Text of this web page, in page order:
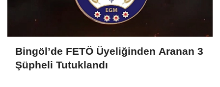
Bingöl’de FETÖ Üyeliğinden Aranan 3
Şüpheli Tutuklandı